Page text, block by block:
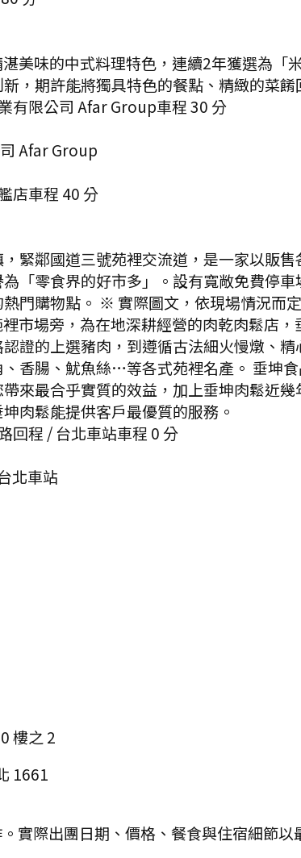
美味的中式料理特色，連續2年獲選為「
，期許能將獨具特色的餐點、精緻的菜餚
有限公司 Afar Group車程30 分
Afar Group
店車程 40 分
緊鄰國道三號苑裡交流道，是一家以販
「零食界的好市多」。設有寬敞免費停
門購物點。 ※ 實際圖文，依現場情況而定
市場旁，為在地深耕經營的肉乾肉鬆店
證的上選豬肉，到遵循古法細火慢燉、
香腸、魷魚絲…等各式苑裡名產。 垂坤
來最合乎實質的效益，加上垂坤肉鬆近
肉鬆能提供客戶最優質的服務。
回程 / 台北車站車程 0 分
北車站
樓之 2
1661
實際出團日期、價格、餐食與住宿細節以